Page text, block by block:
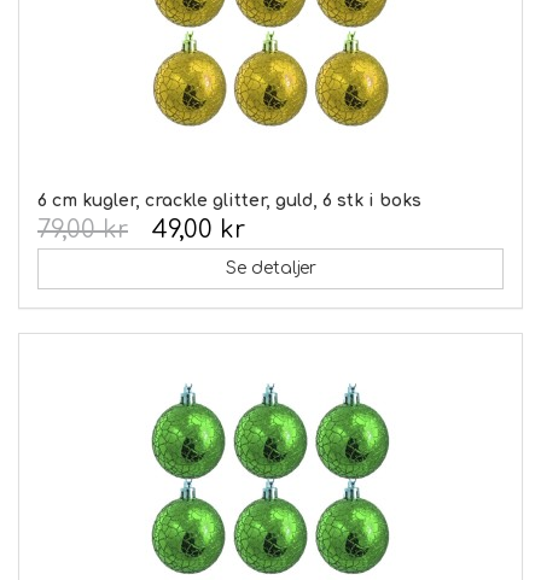
6 cm kugler, crackle glitter, guld, 6 stk i boks
49,00 kr
79,00 kr
Se detaljer